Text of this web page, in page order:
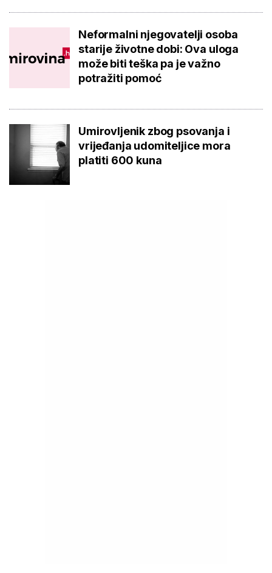
Neformalni njegovatelji osoba
starije životne dobi: Ova uloga
može biti teška pa je važno
potražiti pomoć
Umirovljenik zbog psovanja i
vrijeđanja udomiteljice mora
platiti 600 kuna